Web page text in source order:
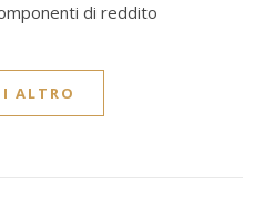
di reddito
ALTRO